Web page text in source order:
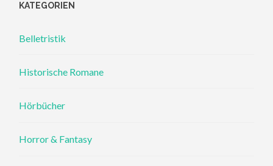
KATEGORIEN
Belletristik
Historische Romane
Hörbücher
Horror & Fantasy